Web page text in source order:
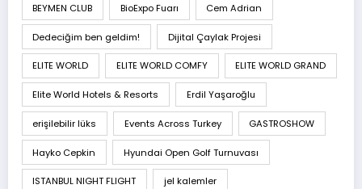
BEYMEN CLUB BioExpo Fuarı Cem Adrian
Dedeciğim ben geldim! Dijital Çaylak Projesi
ELITE WORLD ELITE WORLD COMFY ELITE WORLD GRAND
Elite World Hotels & Resorts Erdil Yaşaroğlu
erişilebilir lüks Events Across Turkey GASTROSHOW
Hayko Cepkin Hyundai Open Golf Turnuvası
ISTANBUL NIGHT FLIGHT jel kalemler